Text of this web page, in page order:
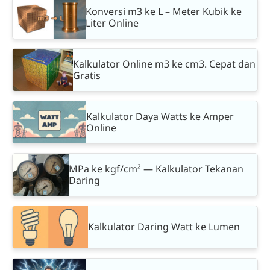
Konversi m3 ke L – Meter Kubik ke
Liter Online
Kalkulator Online m3 ke cm3. Cepat dan
Gratis
Kalkulator Daya Watts ke Amper
Online
MPa ke kgf/cm² — Kalkulator Tekanan
Daring
Kalkulator Daring Watt ke Lumen